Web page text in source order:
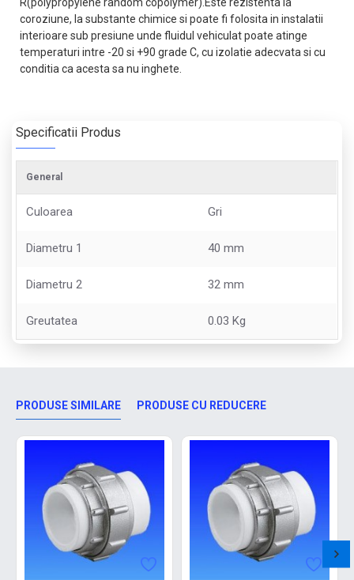
coroziune, la substante chimice si poate fi folosita in instalatii
interioare sub presiune unde fluidul vehiculat poate atinge
temperaturi intre -20 si +90 grade C, cu izolatie adecvata si cu
conditia ca acesta sa nu inghete.
Specificatii Produs
General
Culoarea Gri
Diametru 1 40 mm
Diametru 2 32 mm
Greutatea 0.03 Kg
PRODUSE SIMILARE PRODUSE CU REDUCERE